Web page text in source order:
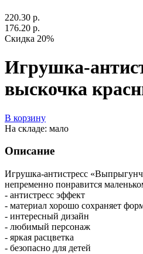
220.30 р.
176.20 р.
Скидка 20%
Игрушка-
выскочка
В корзину
На складе: мало
Описание
Игрушка-антистресс
непременно понравится
- антистресс эффект
- материал хорошо сохраняет
- интересный дизайн
- любимый персонаж
- яркая расцветка
- безопасно для детей